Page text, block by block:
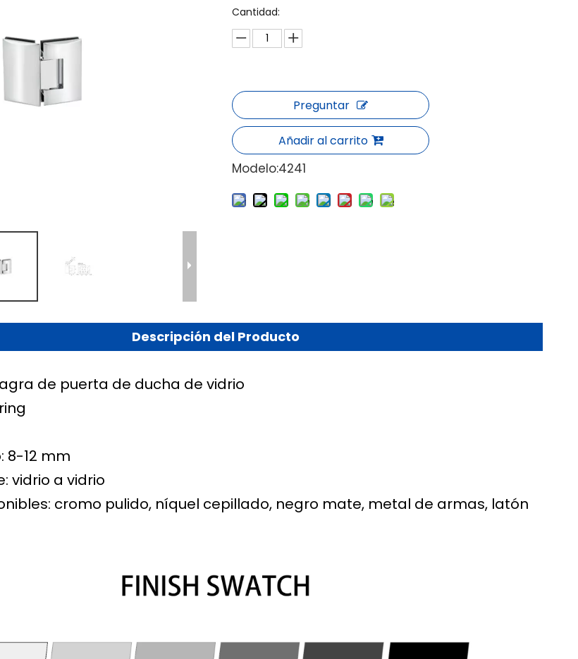
Cantidad:
Preguntar
Añadir al carrito
Modelo:4241
Descripción del Producto
de puerta de ducha de vidrio
8-12 mm
vidrio a vidrio
cromo pulido, níquel cepillado, negro mate, metal de armas, latón